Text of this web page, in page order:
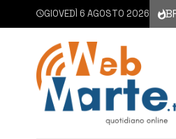
GIOVEDÌ 6 AGOSTO 2026